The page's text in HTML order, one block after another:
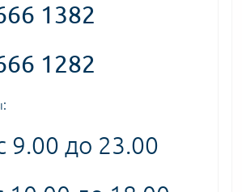
1382
1282
9.00 до 23.00